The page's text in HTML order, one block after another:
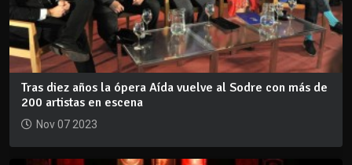
Tras diez años la ópera Aída vuelve al Sodre con más de
200 artistas en escena
Nov 07 2023